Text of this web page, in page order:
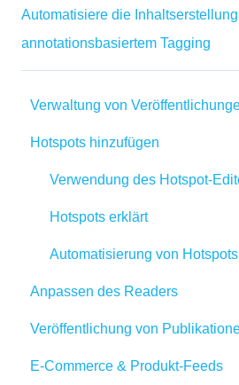
Automatisiere die
annotationsbasiertem Tagging
Verwaltung von
Inhalte in Publitas erstellen
Verwaltung Ihrer
Seiten bearbeiten
Aktualisierung der
SEO
Fehlerbehebung
Adaptive Inhalte in Publitas
Hotspots hinzufügen
Verwendung des Hotspot-
Hotspots erklärt
Automatisierung von Hotspots
Anpassen des Readers
Reader-Einstellungen
Markenbildung
Veröffentlichung von
Teilen
E-Commerce & Produkt-Feeds